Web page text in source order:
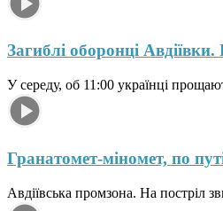
Загиблі оборонці
У середу, об 11:00 українці
Гранатомет-міномет, по
Авдіївська промзона. На постріл